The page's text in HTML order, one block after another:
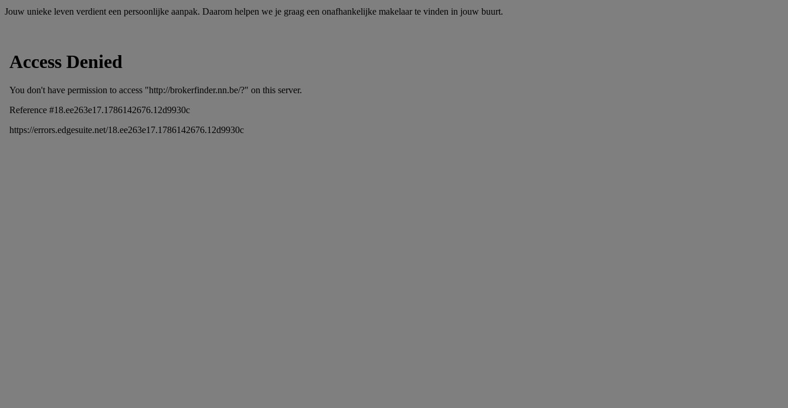
Jouw unieke leven verdient een persoonlijke aanpak. Daarom helpen we je graag een onafhankelijke makelaar te vinden in jouw buurt.